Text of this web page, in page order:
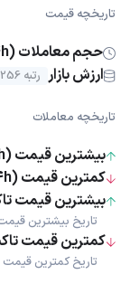
تاریخچه قیمت
حجم معاملات (24h)
ارزش بازار رتبه 2256
تاریخچه معاملات
بیشترین قیمت (24h)
کمترین قیمت (24h)
بیشترین قیمت
تاریخ بیشترین
کمترین قیمت
تاریخ کمترین قیمت